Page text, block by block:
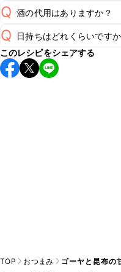
A
Q 酒の代用はありますか？
A
Q 日持ちはどれくらいですか
保存期間は冷蔵で翌日中
し上がりください。
このレシピをシェアする
TOP おつまみ ゴーヤと昆布の